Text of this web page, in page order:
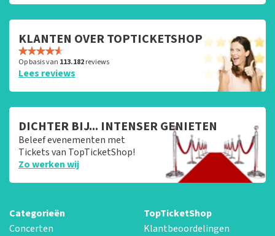
KLANTEN OVER TOPTICKETSHOP
Op basis van 113.182reviews
Lees reviews
DICHTER BIJ... INTENSER GENIETEN
Beleef evenementen met
Tickets van TopTicketShop!
Zo werken wij
Categorieën
Concerten
TopTicketShop
Klantbeoordelingen